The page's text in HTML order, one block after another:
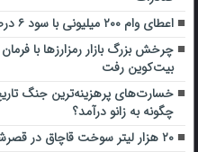
اعطای وام ۲۰۰ میلیونی با سود ۶ درصد به روستاها
چرخش بزرگ بازار رمزارزها با فرمان
بیت‌کوین رفت
خسارت‌های پرهزینه‌ترین جنگ
چگونه به زانو درآمد؟
۲۰ هزار لیتر سوخت قاچاق در قصرشیرین کشف شد